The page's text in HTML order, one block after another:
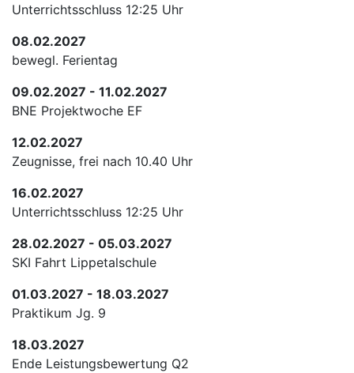
Unterrichtsschluss 12:25 Uhr
08.02.2027
bewegl. Ferientag
09.02.2027 - 11.02.2027
BNE Projektwoche EF
12.02.2027
Zeugnisse, frei nach 10.40 Uhr
16.02.2027
Unterrichtsschluss 12:25 Uhr
28.02.2027 - 05.03.2027
SKI Fahrt Lippetalschule
01.03.2027 - 18.03.2027
Praktikum Jg. 9
18.03.2027
Ende Leistungsbewertung Q2